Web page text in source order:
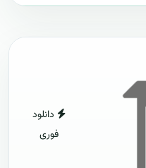
دانلود
فوری